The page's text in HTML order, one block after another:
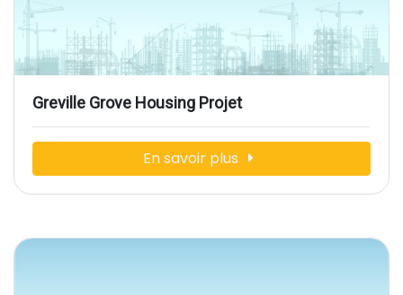
Greville Grove Housing Projet
En savoir plus